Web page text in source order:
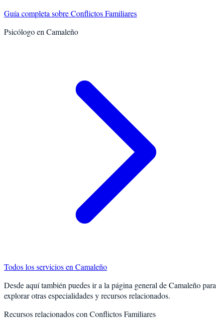
Guía completa sobreConflictos Familiares
Psicólogo en Camaleño
Todos los servicios en Camaleño
Desde aquí también puedes ir a la página general deCamaleñopara
explorar otras especialidades y recursos relacionados.
Recursos relacionados con Conflictos Familiares